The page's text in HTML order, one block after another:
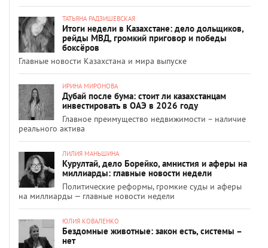
ТАТЬЯНА РАДЗИШЕВСКАЯ
Итоги недели в Казахстане: дело дольщиков,
рейды МВД, громкий приговор и победы
боксёров
Главные новости Казахстана и мира выпуске
ИРИНА МИРОНОВА
Дубай после бума: стоит ли казахстанцам
инвестировать в ОАЭ в 2026 году
Главное преимущество недвижимости – наличие
реального актива
ЛИЛИЯ МАНЬШИНА
Курултай, дело Борейко, амнистия и аферы на
миллиарды: главные новости недели
Политические реформы, громкие суды и аферы
на миллиарды — главные новости недели
ЮЛИЯ КОВАЛЕНКО
Бездомные животные: закон есть, системы –
нет